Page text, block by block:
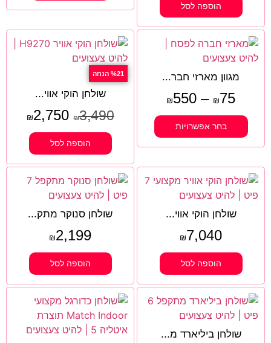
הוספה לסל
מגוון מארזי חבר...
₪75
–
₪550
בחר אפשרויות
%21 הנחה
שולחן הוקי אווי...
₪3,490
₪2,750
הוספה לסל
שולחן הוקי אווי...
₪7,040
הוספה לסל
שולחן סנוקר מתק...
₪2,199
הוספה לסל
שולחן ביליארד מ...